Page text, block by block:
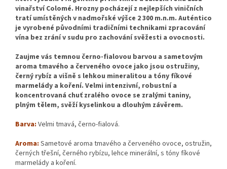
vinařství Colomé. Hrozny pocházejí z nejlepších viničních
tratí umístěných v nadmořské výšce 2 300 m.n.m. Auténtico
je vyrobené původními tradičními technikami zpracování
vína bez zrání v sudu pro zachování svěžesti a ovocnosti.
Zaujme vás temnou černo-fialovou barvou a sametovým
aroma tmavého a červeného ovoce jako jsou ostružiny,
černý rybíz a višně s lehkou mineralitou a tóny fíkové
marmelády a koření. Velmi intenzivní, robustní a
koncentrovaná chuť zralého ovoce se zralými taniny,
plným tělem, svěží kyselinkou a dlouhým závěrem.
Barva: Velmi tmavá, černo-fialová.
Aroma: Sametové aroma tmavého a červeného ovoce, ostružin,
černých třešní, černého rybízu, lehce minerální, s tóny fíkové
marmelády a koření.